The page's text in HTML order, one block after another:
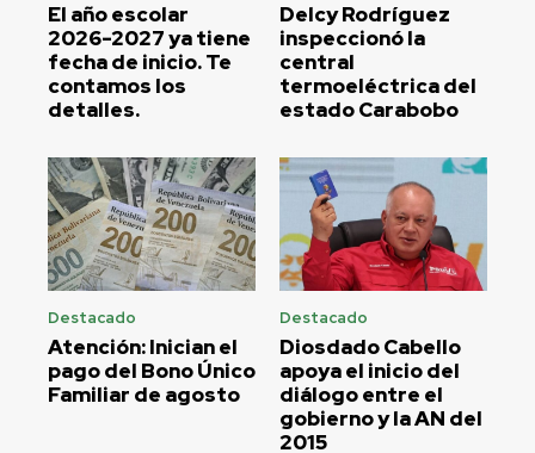
El año escolar
2026-2027 ya tiene
fecha de inicio. Te
contamos los
detalles.
Delcy Rodríguez
inspeccionó la
central
termoeléctrica del
estado Carabobo
Destacado
Atención: Inician el
pago del Bono Único
Familiar de agosto
Destacado
Diosdado Cabello
apoya el inicio del
diálogo entre el
gobierno y la AN del
2015